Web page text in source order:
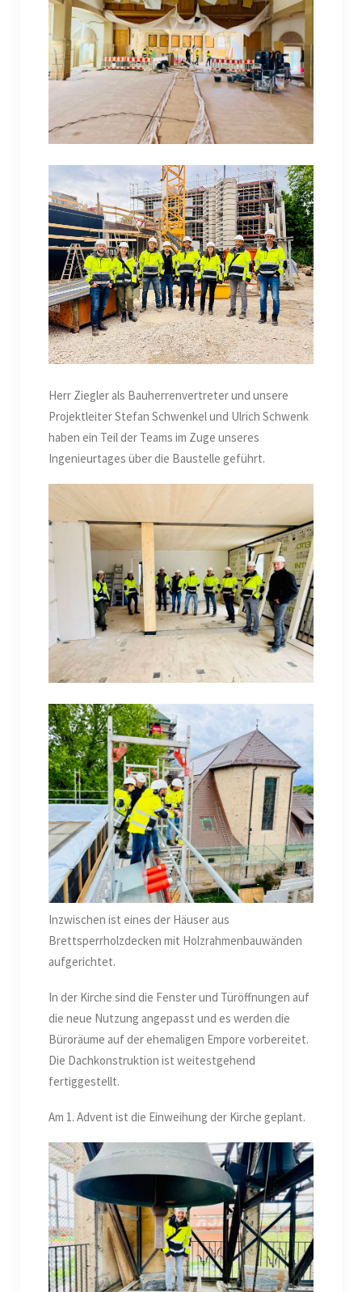
Herr Ziegler als Bauherrenvertreter und unsere
Projektleiter Stefan Schwenkel und Ulrich Schwenk
haben ein Teil der Teams im Zuge unseres
Ingenieurtages über die Baustelle geführt.
Inzwischen ist eines der Häuser aus
Brettsperrholzdecken mit Holzrahmenbauwänden
aufgerichtet.
In der Kirche sind die Fenster und Türöffnungen auf
die neue Nutzung angepasst und es werden die
Büroräume auf der ehemaligen Empore vorbereitet.
Die Dachkonstruktion ist weitestgehend
fertiggestellt.
Am 1. Advent ist die Einweihung der Kirche geplant.